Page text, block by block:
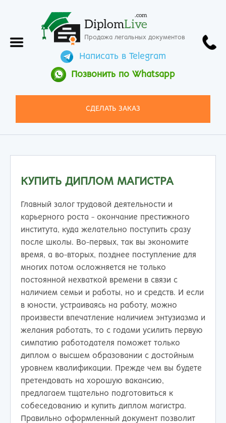
DiplomLive
.com
Продажа легальных документов
Написать в Telegram
Позвонить по Whatsapp
СДЕЛАТЬ ЗАКАЗ
КУПИТЬ ДИПЛОМ МАГИСТРА
Главный залог трудовой деятельности и
карьерного роста - окончание престижного
института, куда желательно поступить сразу
после школы. Во-первых, так вы экономите
время, а во-вторых, позднее поступление для
многих потом осложняется не только
постоянной нехваткой времени в связи с
наличием семьи и работы, но и средств. И если
в юности, устраиваясь на работу, можно
произвести впечатление наличием энтузиазма и
желания работать, то с годами усилить первую
симпатию работодателя поможет только
диплом о высшем образовании с достойным
уровнем квалификации. Прежде чем вы будете
претендовать на хорошую вакансию,
предлагаем тщательно подготовиться к
собеседованию и купить диплом магистра.
Правильно оформленный документ позволит